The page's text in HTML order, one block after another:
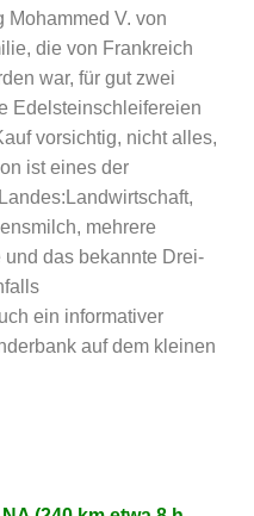
V. von
die von Frankreich
war, für gut zwei
Edelsteinschleifereien
vorsichtig, nicht alles,
ist eines der
mehrere
das bekannte Drei-
ein informativer
auf dem kleinen